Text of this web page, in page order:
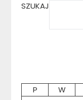
SZUKAJ
P W